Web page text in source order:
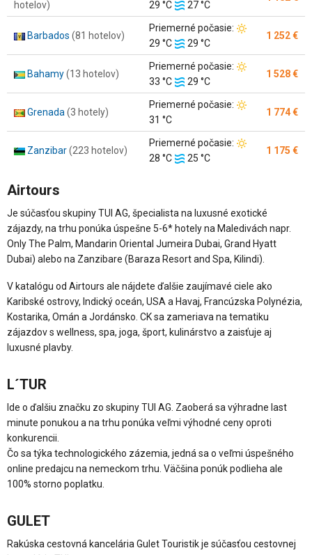
hotelov)
vzduchu:
29 °C
Teplota
vody:
27 °C
Barbados (81 hotelov)
Priemerné počasie:
vzduchu:
29 °C
Teplota
vody:
29 °C
1 252 €
Bahamy(13 hotelov)
Priemerné počasie:
vzduchu:
33 °C
Teplota
vody:
29 °C
1 528 €
Grenada (3 hotely)
Priemerné počasie:
vzduchu:
31 °C
1 774 €
Zanzibar(223 hotelov)
Priemerné počasie:
vzduchu:
28 °C
Teplota
25 °C
1 175 €
Airtours
Je súčasťou skupiny TUI AG, špecialista na luxusné exotické
zájazdy, na trhu ponúka úspešne 5-6* hotely na Maledivách napr.
Only The Palm, Mandarin Oriental Jumeira Dubai, Grand Hyatt
Dubai) alebo na Zanzibare (Baraza Resort and Spa, Kilindi).
V katalógu od Airtours ale nájdete ďalšie zaujímavé ciele ako
Karibské ostrovy, Indický oceán, USA a Havaj, Francúzska Polynézia,
Kostarika, Omán a Jordánsko. CK sa zameriava na tematiku
zájazdov s wellness, spa, joga, šport, kulinárstvo a zaisťuje aj
luxusné plavby.
L´TUR
Ide o ďalšiu značku zo skupiny TUI AG. Zaoberá sa výhradne last
minute ponukou a na trhu ponúka veľmi výhodné ceny oproti
konkurencii.
Čo sa týka technologického zázemia, jedná sa o veľmi úspešného
online predajcu na nemeckom trhu. Väčšina ponúk podlieha ale
100% storno poplatku.
GULET
Rakúska cestovná kancelária Gulet Touristik je súčasťou cestovnej